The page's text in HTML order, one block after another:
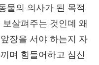
물의 의사가 된 목적
살펴주는 것인데 왜
장을 서야 하는지 자
며 힘들어하고 심신